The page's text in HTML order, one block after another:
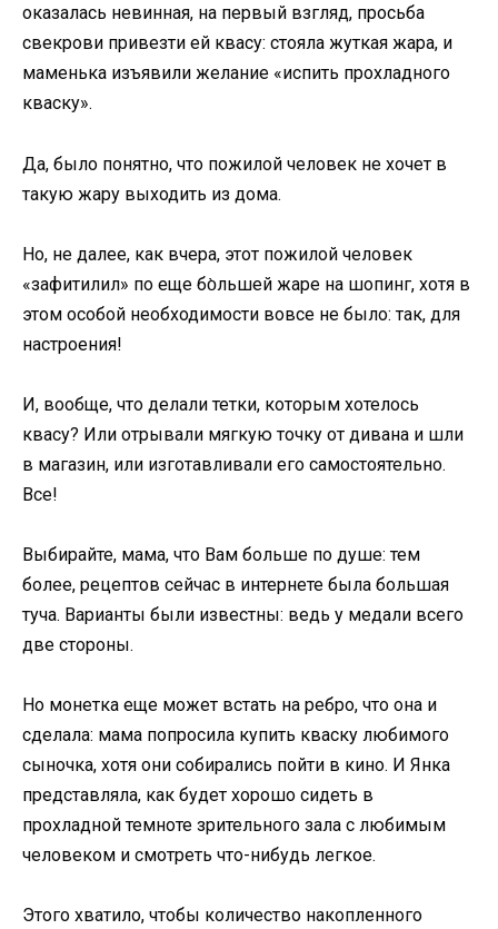
оказалась невинная, на первый взгляд, просьба
свекрови привезти ей квасу: стояла жуткая жара, и
маменька изъявили желание «испить прохладного
кваску».
Да, было понятно, что пожилой человек не хочет в
такую жару выходить из дома.
Но, не далее, как вчера, этот пожилой человек
«зафитилил» по еще бо̀льшей жаре на шопинг, хотя в
этом особой необходимости вовсе не было: так, для
настроения!
И, вообще, что делали тетки, которым хотелось
квасу? Или отрывали мягкую точку от дивана и шли
в магазин, или изготавливали его самостоятельно.
Все!
Выбирайте, мама, что Вам больше по душе: тем
более, рецептов сейчас в интернете была большая
туча. Варианты были известны: ведь у медали всего
две стороны.
Но монетка еще может встать на ребро, что она и
сделала: мама попросила купить кваску любимого
сыночка, хотя они собирались пойти в кино. И Янка
представляла, как будет хорошо сидеть в
прохладной темноте зрительного зала с любимым
человеком и смотреть что-нибудь легкое.
Этого хватило, чтобы количество накопленного